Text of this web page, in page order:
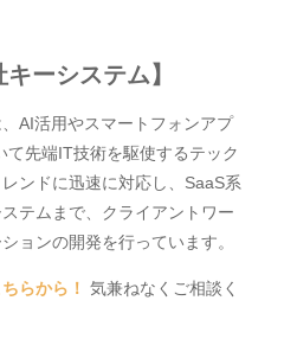
キーシステム】
AI活用やスマートフォンアプ
て先端IT技術を駆使するテック
ンドに迅速に対応し、SaaS系
テムまで、クライアントワー
ョンの開発を行っています。
らから！ 気兼ねなくご相談く